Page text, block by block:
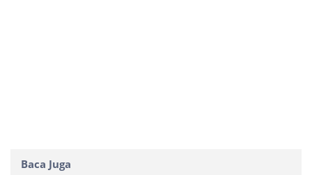
Baca Juga